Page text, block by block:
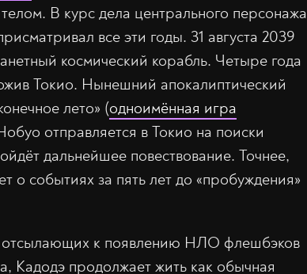
В курс дела центрального персонажа
все эти годы. 31 августа 2039
космический корабль. Четыре года
Токио. Нынешний апокалиптический
лето» (одноимённая игра
отправляется в Токио на поиски
дальнейшее повествование. Точнее,
о событиях за пять лет до «пробуждения»
отсылающих к появлению НЛО флешбэков
Кадодэ продолжает жить как обычная